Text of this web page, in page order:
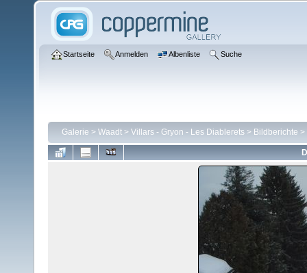
Startseite Anmelden Albenliste Suche
Galerie > Waadt > Villars - Gryon - Les Diablerets > Bildberichte >